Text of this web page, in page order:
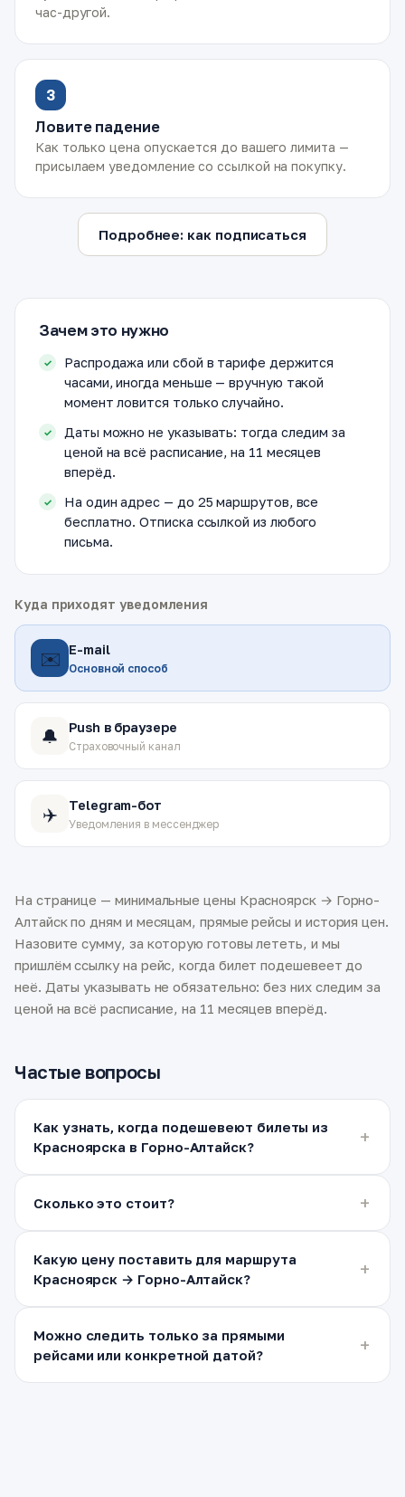
час-другой.
3
Ловите падение
Как только цена опускается до вашего лимита —
присылаем уведомление со ссылкой на покупку.
Подробнее: как подписаться
Зачем это нужно
Распродажа или сбой в тарифе держится
часами, иногда меньше — вручную такой
момент ловится только случайно.
Даты можно не указывать: тогда следим за
ценой на всё расписание, на 11 месяцев
вперёд.
На один адрес — до 25 маршрутов, все
бесплатно. Отписка ссылкой из любого
письма.
Куда приходят уведомления
✉️ E-mail
Основной способ
🔔 Push в браузере
Страховочный канал
✈️ Telegram-бот
Уведомления в мессенджер
На странице — минимальные цены Красноярск → Горно-
Алтайск по дням и месяцам, прямые рейсы и история цен.
Назовите сумму, за которую готовы лететь, и мы
пришлём ссылку на рейс, когда билет подешевеет до
неё. Даты указывать не обязательно: без них следим за
ценой на всё расписание, на 11 месяцев вперёд.
Частые вопросы
Как узнать, когда подешевеют билеты из
Красноярска в Горно-Алтайск?
Сколько это стоит?
Какую цену поставить для маршрута
Красноярск → Горно-Алтайск?
Можно следить только за прямыми
рейсами или конкретной датой?